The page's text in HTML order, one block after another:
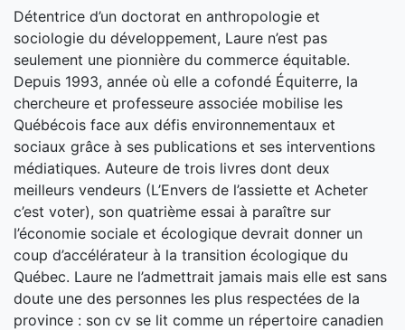
Détentrice d’un doctorat en anthropologie et
sociologie du développement, Laure n’est pas
seulement une pionnière du commerce équitable.
Depuis 1993, année où elle a cofondé Équiterre, la
chercheure et professeure associée mobilise les
Québécois face aux défis environnementaux et
sociaux grâce à ses publications et ses interventions
médiatiques. Auteure de trois livres dont deux
meilleurs vendeurs (L’Envers de l’assiette et Acheter
c’est voter), son quatrième essai à paraître sur
l’économie sociale et écologique devrait donner un
coup d’accélérateur à la transition écologique du
Québec. Laure ne l’admettrait jamais mais elle est sans
doute une des personnes les plus respectées de la
province : son cv se lit comme un répertoire canadien